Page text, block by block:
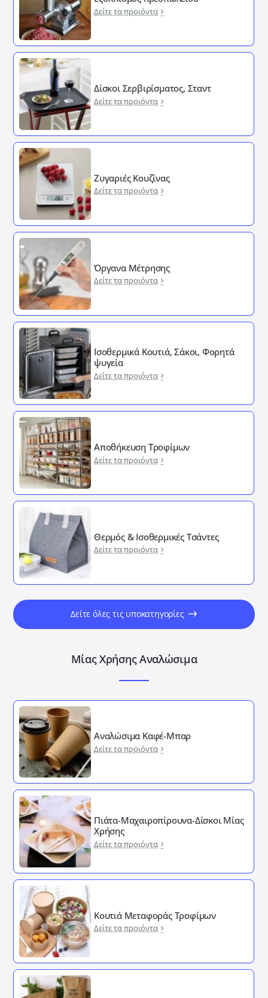
Δείτε τα προιόντα
Δίσκοι Σερβιρίσματος, Σταντ
Δείτε τα προιόντα
Ζυγαριές Κουζίνας
Δείτε τα προιόντα
Όργανα Μέτρησης
Δείτε τα προιόντα
Ισοθερμικά Κουτιά, Σάκοι, Φορητά
ψυγεία
Δείτε τα προιόντα
Αποθήκευση Τροφίμων
Δείτε τα προιόντα
Θερμός & Ισοθερμικές Τσάντες
Δείτε τα προιόντα
Δείτε όλες τις υποκατηγορίες
Μίας Χρήσης Αναλώσιμα
Αναλώσιμα Καφέ-Μπαρ
Δείτε τα προιόντα
Πιάτα-Μαχαιροπίρουνα-Δίσκοι Μίας
Χρήσης
Δείτε τα προιόντα
Κουτιά Μεταφοράς Τροφίμων
Δείτε τα προιόντα